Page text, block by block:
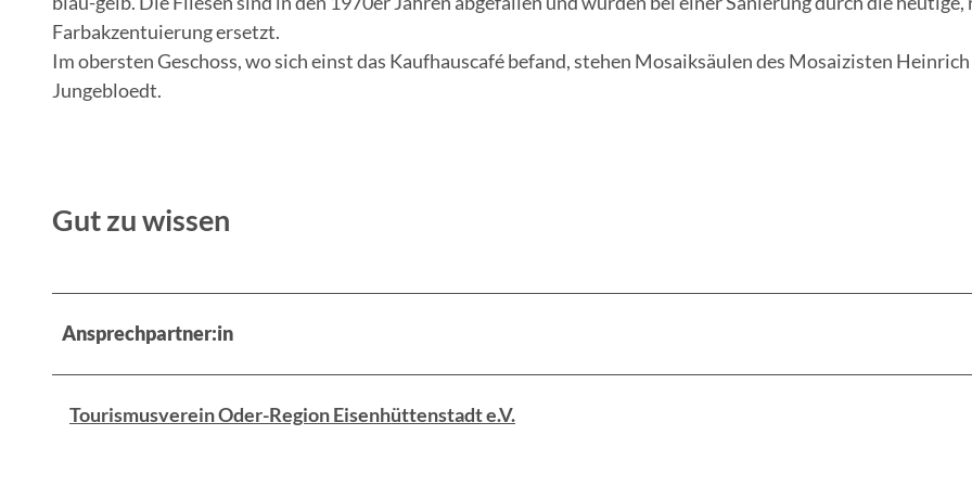
Farbakzentuierung ersetzt.
Im obersten Geschoss, wo sich einst das Kaufhauscafé befand, stehen Mosaiksäulen des Mosaizisten Heinrich
Jungebloedt.
Gut zu wissen
Ansprechpartner:in
Tourismusverein Oder-Region Eisenhüttenstadt e.V.